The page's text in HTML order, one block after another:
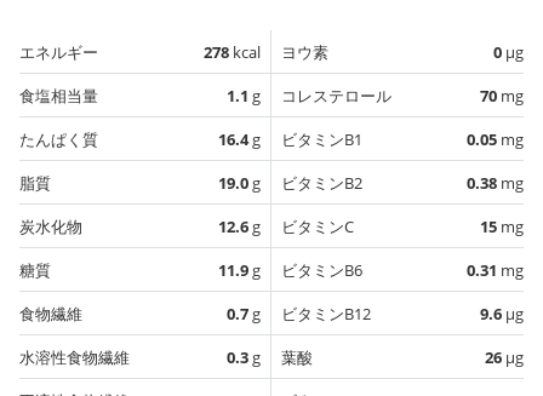
エネルギー 278 kcal
食塩相当量
1.1 g
たんぱく質
16.4g
脂質
19.0g
炭水化物
12.6g
糖質
11.9g
食物繊維
0.7g
水溶性食物繊維
0.3g
ヨウ素 0 µg
コレステロール
70 mg
ビタミンB1
0.05 mg
ビタミンB2
0.38 mg
ビタミンC
15 mg
ビタミンB6
0.31 mg
ビタミンB12
9.6 µg
葉酸
26 µg